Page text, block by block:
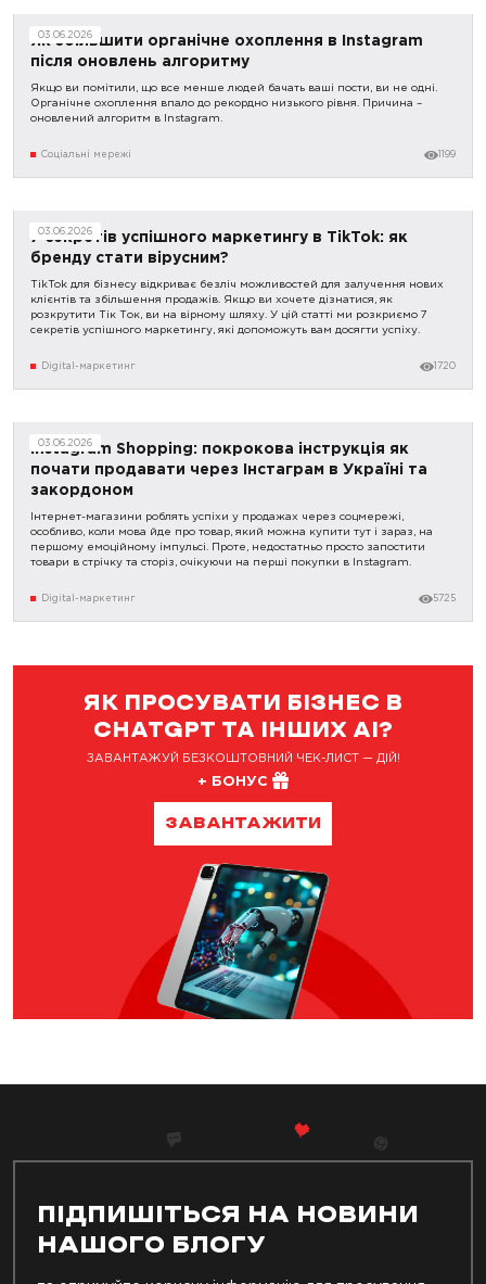
03.06.2026
Як збільшити органічне охоплення в Instagram
після оновлень алгоритму
Якщо ви помітили, що все менше людей бачать ваші пости, ви не одні.
Органічне охоплення впало до рекордно низького рівня. Причина –
оновлений алгоритм в Instagram.
Соціальні мережі 1199
03.06.2026
7 секретів успішного маркетингу в TikTok: як
бренду стати вірусним?
TikTok для бізнесу відкриває безліч можливостей для залучення нових
клієнтів та збільшення продажів. Якщо ви хочете дізнатися, як
розкрутити Тік Ток, ви на вірному шляху. У цій статті ми розкриємо 7
секретів успішного маркетингу, які допоможуть вам досягти успіху.
Digital-маркетинг 1720
03.06.2026
Instagram Shopping: покрокова інструкція як
почати продавати через Інстаграм в Україні та
закордоном
Інтернет-магазини роблять успіхи у продажах через соцмережі,
особливо, коли мова йде про товар, який можна купити тут і зараз, на
першому емоційному імпульсі. Проте, недостатньо просто запостити
товари в стрічку та сторіз, очікуючи на перші покупки в Instagram.
Digital-маркетинг 5725
ЯК ПРОСУВАТИ БІЗНЕС В
CHATGPT ТА ІНШИХ AI?
ЗАВАНТАЖУЙ БЕЗКОШТОВНИЙ ЧЕК-ЛИСТ — ДІЙ!
+ БОНУС
ЗАВАНТАЖИТИ
ПІДПИШІТЬСЯ НА НОВИНИ
НАШОГО БЛОГУ